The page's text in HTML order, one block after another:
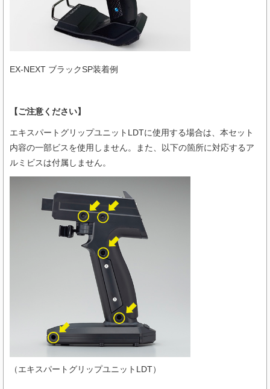
EX-NEXT ブラックSP装着例
【ご注意ください】
エキスパートグリップユニットLDTに使用する場合は、本セット
内容の一部ビスを使用しません。また、以下の箇所に対応するア
ルミビスは付属しません。
（エキスパートグリップユニットLDT）